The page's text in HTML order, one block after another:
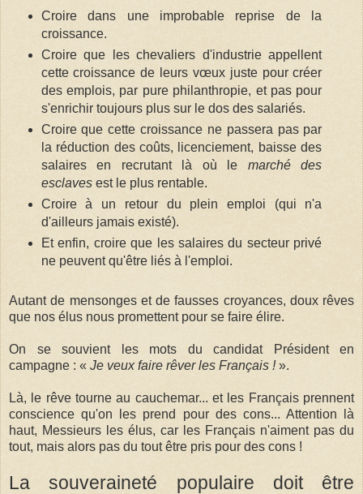
Croire dans une improbable reprise de la
croissance.
Croire que les chevaliers d'industrie appellent
cette croissance de leurs vœux juste pour créer
des emplois, par pure philanthropie, et pas pour
s'enrichir toujours plus sur le dos des salariés.
Croire que cette croissance ne passera pas par
la réduction des coûts, licenciement, baisse des
salaires en recrutant là où le marché des
esclavesest le plus rentable.
Croire à un retour du plein emploi (qui n'a
d'ailleurs jamais existé).
Et enfin, croire que les salaires du secteur privé
ne peuvent qu'être liés à l'emploi.
Autant de mensonges et de fausses croyances, doux rêves
que nos élus nous promettent pour se faire élire.
On se souvient les mots du candidat Président en
campagne : « Je veux faire rêver les Français !».
Là, le rêve tourne au cauchemar... et les Français prennent
conscience qu'on les prend pour des cons... Attention là
haut, Messieurs les élus, car les Français n'aiment pas du
tout, mais alors pas du tout être pris pour des cons !
La souveraineté populaire doit être